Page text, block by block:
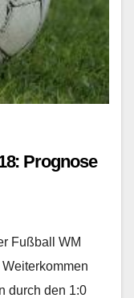
Prognose
Fußball WM
durch den 1:0